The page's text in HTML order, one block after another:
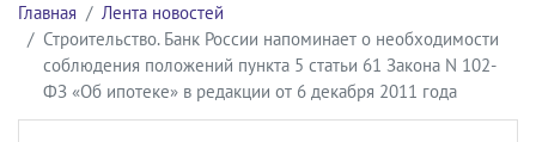
Главная
Лента новостей
Строительство. Банк России напоминает о необходимости
соблюдения положений пункта 5 статьи 61 Закона N 102-
ФЗ «Об ипотеке» в редакции от 6 декабря 2011 года